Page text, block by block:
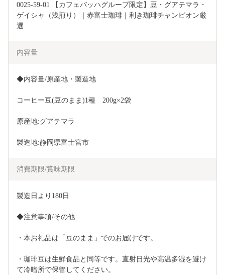
0025-59-01 【カフェバッハグループ限定】豆・グアテマラ・
ゲイシャ（浅煎り）｜赤富士珈琲｜利き珈琲チャンピオン厳
選
内容量
◆内容量/原産地・製造地
コーヒー豆(豆のまま)1種　200g×2袋
原産地:グアテマラ
製造地:静岡県富士宮市
消費期限/賞味期限
製造日より180日
◆注意事項/その他
・本お礼品は「豆のまま」でのお届けです。
・珈琲豆は生鮮食品と同等です。直射日光や高温多湿を避け
て冷暗所で保管してください。